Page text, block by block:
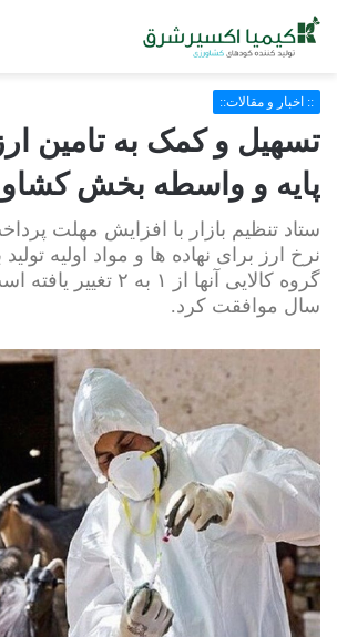
:: اخبار و مقالات::
تسهیل و کمک به تامین
پایه و واسطه بخش
ستاد تنظیم بازار با افزایش مهلت
نرخ ارز برای نهاده ها و مواد اولیه
سال موافقت کرد.